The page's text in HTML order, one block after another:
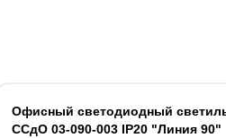
Офисный светодиодный
ССдО 03-090-003 IP20 "Линия 90"